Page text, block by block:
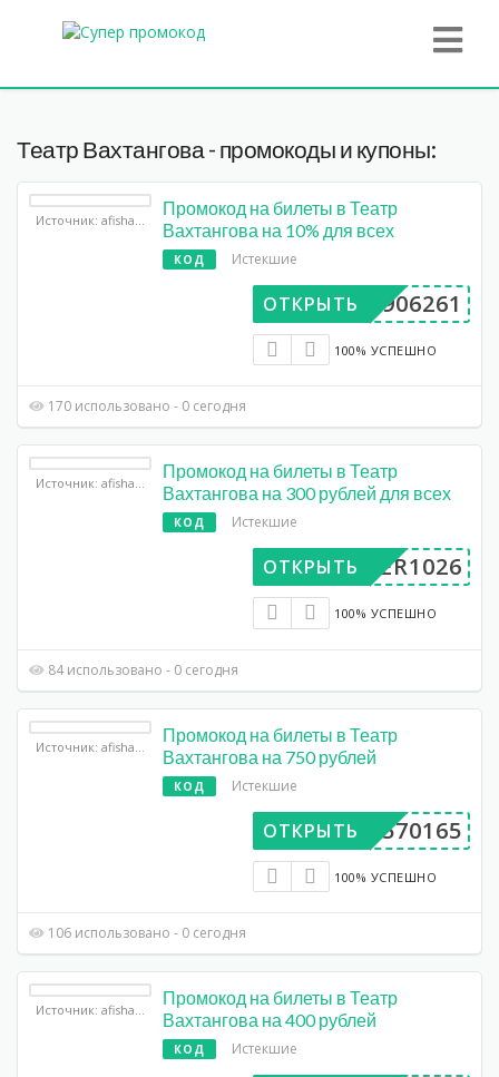
Театр Вахтангова - промокоды и купоны:
Источник: afisha.yandex.ru
Промокод на билеты в Театр
Вахтангова на 10% для всех
КОД Истекшие
BP906261
ОТКРЫТЬ
100% УСПЕШНО
170 использовано - 0 сегодня
Источник: afisha.yandex.ru
Промокод на билеты в Театр
Вахтангова на 300 рублей для всех
КОД Истекшие
UPER1026
ОТКРЫТЬ
100% УСПЕШНО
84 использовано - 0 сегодня
Промокод на билеты в Театр
Вахтангова на 750 рублей
КОД Истекшие
DP570165
ОТКРЫТЬ
100% УСПЕШНО
106 использовано - 0 сегодня
Источник: afisha.yandex.ru
Промокод на билеты в Театр
Вахтангова на 400 рублей
КОД Истекшие